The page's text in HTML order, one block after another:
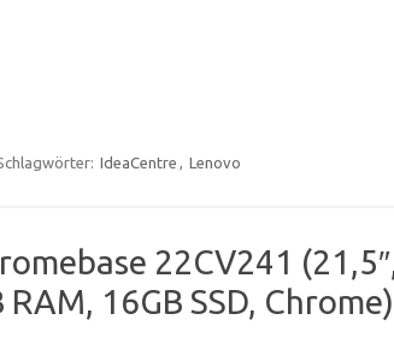
IdeaCentre , Lenovo
22CV241
16GB SSD,